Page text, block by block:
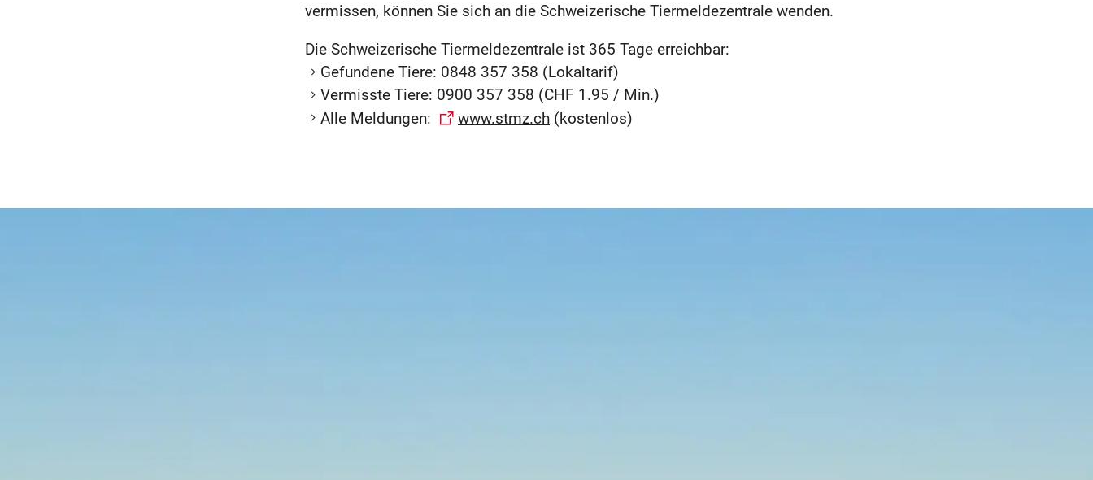
vermissen, können Sie sich an die Schweizerische Tiermeldezentrale wenden.
Die Schweizerische Tiermeldezentrale ist 365 Tage erreichbar:
Gefundene Tiere: 0848 357 358 (Lokaltarif)
Vermisste Tiere: 0900 357 358 (CHF 1.95 / Min.)
Alle Meldungen:
www.stmz.ch (kostenlos)